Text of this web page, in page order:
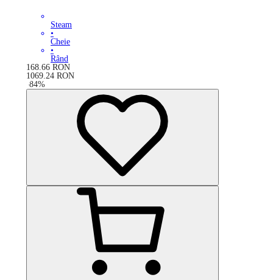
Steam
•
Cheie
•
Rând
168.66 RON
1069.24 RON
-84%